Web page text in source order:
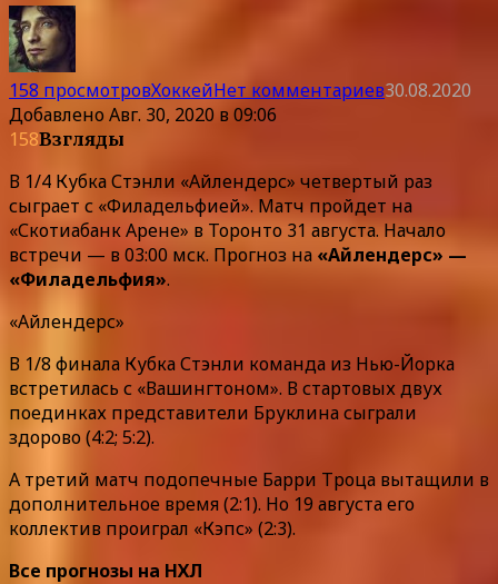
158 просмотровХоккейНет комментариев30.08.2020
ДобавленоАвг. 30, 2020 в 09:06
158Взгляды
В 1/4 Кубка Стэнли «Айлендерс» четвертый раз
сыграет с «Филадельфией». Матч пройдет на
«Скотиабанк Арене» в Торонто 31 августа. Начало
встречи — в 03:00 мск. Прогноз на «Айлендерс» —
«Филадельфия».
«Айлендерс»
В 1/8 финала Кубка Стэнли команда из Нью-Йорка
встретилась с «Вашингтоном». В стартовых двух
поединках представители Бруклина сыграли
здорово (4:2; 5:2).
А третий матч подопечные Барри Троца вытащили в
дополнительное время (2:1). Но 19 августа его
коллектив проиграл «Кэпс» (2:3).
Все прогнозы на НХЛ